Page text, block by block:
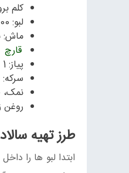
کلم
لبو: 300 گرم
ماش:
قارچ
پیاز: 1 عدد متوسط
سرکه: 1 پیمانه
نمک،
روغن
طرز تهیه